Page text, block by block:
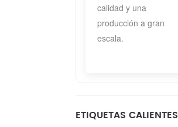
calidad y una
producción a gran
escala.
ETIQUETAS